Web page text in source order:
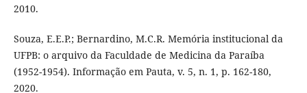
2010.
Souza, E.E.P.; Bernardino, M.C.R. Memória institucional da
UFPB: o arquivo da Faculdade de Medicina da Paraíba
(1952-1954). Informação em Pauta, v. 5, n. 1, p. 162-180,
2020.